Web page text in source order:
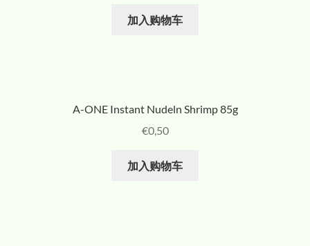
加入购物车
A-ONE Instant Nudeln Shrimp 85g
€0,50
加入购物车